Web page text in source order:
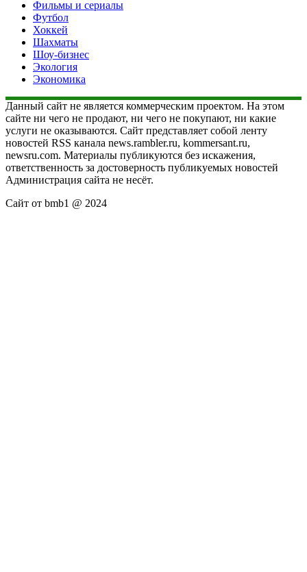
Фильмы и сериалы
Футбол
Хоккей
Шахматы
Шоу-бизнес
Экология
Экономика
Данный сайт не является коммерческим проектом. На этом
сайте ни чего не продают, ни чего не покупают, ни какие
услуги не оказываются. Сайт представляет собой ленту
новостей RSS канала news.rambler.ru, kommersant.ru,
newsru.com. Материалы публикуются без искажения,
ответственность за достоверность публикуемых новостей
Администрация сайта не несёт.
Сайт от bmb1 @ 2024